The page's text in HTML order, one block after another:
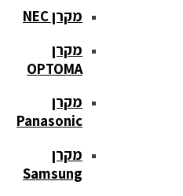
מקרן NEC
מקרן
OPTOMA
מקרן
Panasonic
מקרן
Samsung